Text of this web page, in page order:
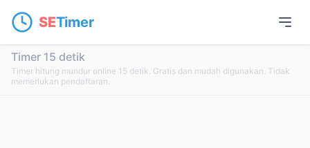
SETimer
Timer 15 detik
Timer hitung mundur online 15 detik. Gratis dan mudah digunakan. Tidak
memerlukan pendaftaran.